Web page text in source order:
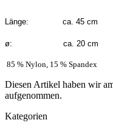
Länge: ca. 45 cm
ø: ca. 20 cm
85 % Nylon, 15 % Spandex
Diesen Artikel haben wir
aufgenommen.
Kategorien